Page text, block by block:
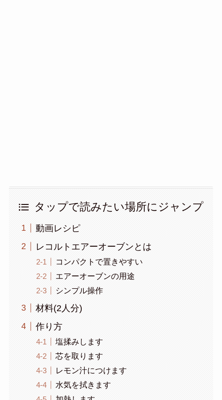
タップで読みたい場所にジャンプ
動画レシピ
レコルトエアーオーブンとは
コンパクトで置きやすい
エアーオーブンの用途
シンプル操作
材料(2人分)
作り方
塩揉みします
芯を取ります
レモン汁につけます
水気を拭きます